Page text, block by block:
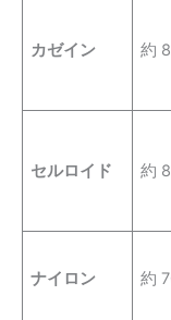
カゼイン 約
セルロイド 約
ナイロン 約